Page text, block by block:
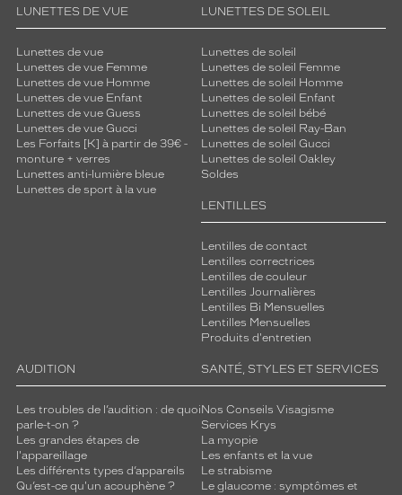
LUNETTES DE VUE
Lunettes de vue
Lunettes de vue Femme
Lunettes de vue Homme
Lunettes de vue Enfant
Lunettes de vue Guess
Lunettes de vue Gucci
Les Forfaits [K] à partir de 39€ -
monture + verres
Lunettes anti-lumière bleue
Lunettes de sport à la vue
LUNETTES DE SOLEIL
Lunettes de soleil
Lunettes de soleil Femme
Lunettes de soleil Homme
Lunettes de soleil Enfant
Lunettes de soleil bébé
Lunettes de soleil Ray-Ban
Lunettes de soleil Gucci
Lunettes de soleil Oakley
Soldes
LENTILLES
Lentilles de contact
Lentilles correctrices
Lentilles de couleur
Lentilles Journalières
Lentilles Bi Mensuelles
Lentilles Mensuelles
Produits d'entretien
AUDITION
Les troubles de l’audition : de quoi
parle-t-on ?
Les grandes étapes de
l'appareillage
Les différents types d’appareils
Qu’est-ce qu'un acouphène ?
SANTÉ, STYLES ET SERVICES
Nos Conseils Visagisme
Services Krys
La myopie
Les enfants et la vue
Le strabisme
Le glaucome : symptômes et